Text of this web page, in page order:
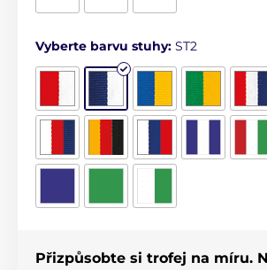
Vyberte barvu stuhy: ST2
Přizpůsobte si trofej na míru.